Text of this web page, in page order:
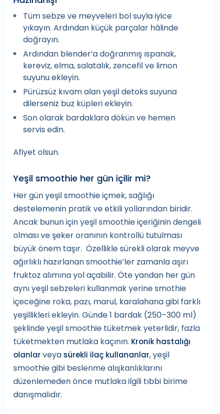
Tüm sebze ve meyveleri bol suyla iyice
yıkayın. Ardından küçük parçalar hâlinde
doğrayın.
Ardından blender’a doğranmış ıspanak,
kereviz, elma, salatalık, zencefil ve limon
suyunu ekleyin.
Pürüzsüz kıvam alan yeşil detoks suyuna
dilerseniz buz küpleri ekleyin.
Son olarak bardaklara dökün ve hemen
servis edin.
Afiyet olsun.
Yeşil smoothie her gün içilir mi?
Her gün yeşil smoothie içmek, sağlığı
destelemenin pratik ve etkili yollarından biridir.
Ancak bunun için yeşil smoothie içeriğinin dengeli
olması ve şeker oranının kontrollü tutulması
büyük önem taşır. Özellikle sürekli olarak meyve
ağırlıklı hazırlanan smoothie’ler zamanla aşırı
fruktoz alımına yol açabilir. Öte yandan her gün
aynı yeşil sebzeleri kullanmak yerine smothie
içeceğine roka, pazı, marul, karalahana gibi farklı
yeşillikleri ekleyin. Günde 1 bardak (250–300 ml)
şeklinde yeşil smoothie tüketmek yeterlidir, fazla
tüketmekten mutlaka kaçının. Kronik hastalığı
olanlar veya sürekli ilaç kullananlar, yeşil
smoothie gibi beslenme alışkanlıklarını
düzenlemeden önce mutlaka ilgili tıbbi birime
danışmalıdır.